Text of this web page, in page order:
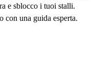
e sblocco i tuoi stalli.
con una guida esperta.